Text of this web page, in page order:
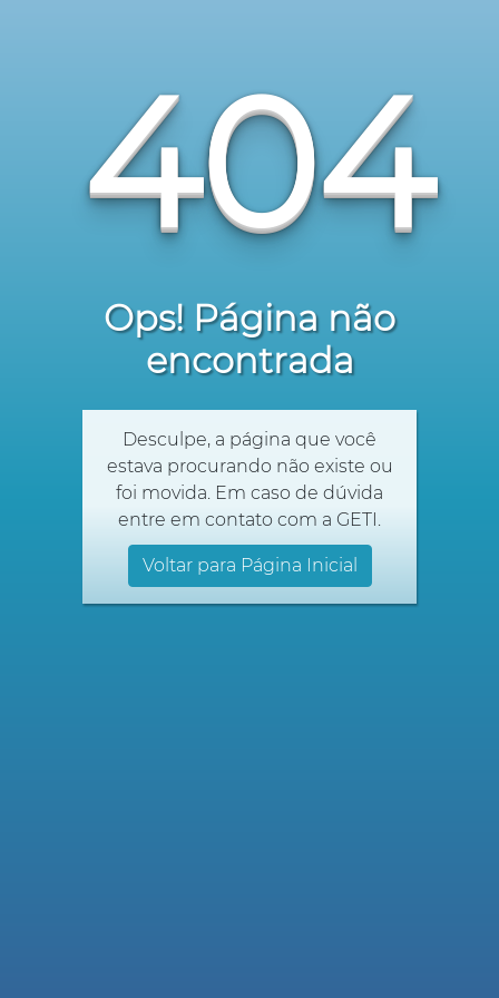
404
Ops! Página não
encontrada
Desculpe, a página que você
estava procurando não existe ou
foi movida. Em caso de dúvida
entre em contato com a GETI.
Voltar para Página Inicial